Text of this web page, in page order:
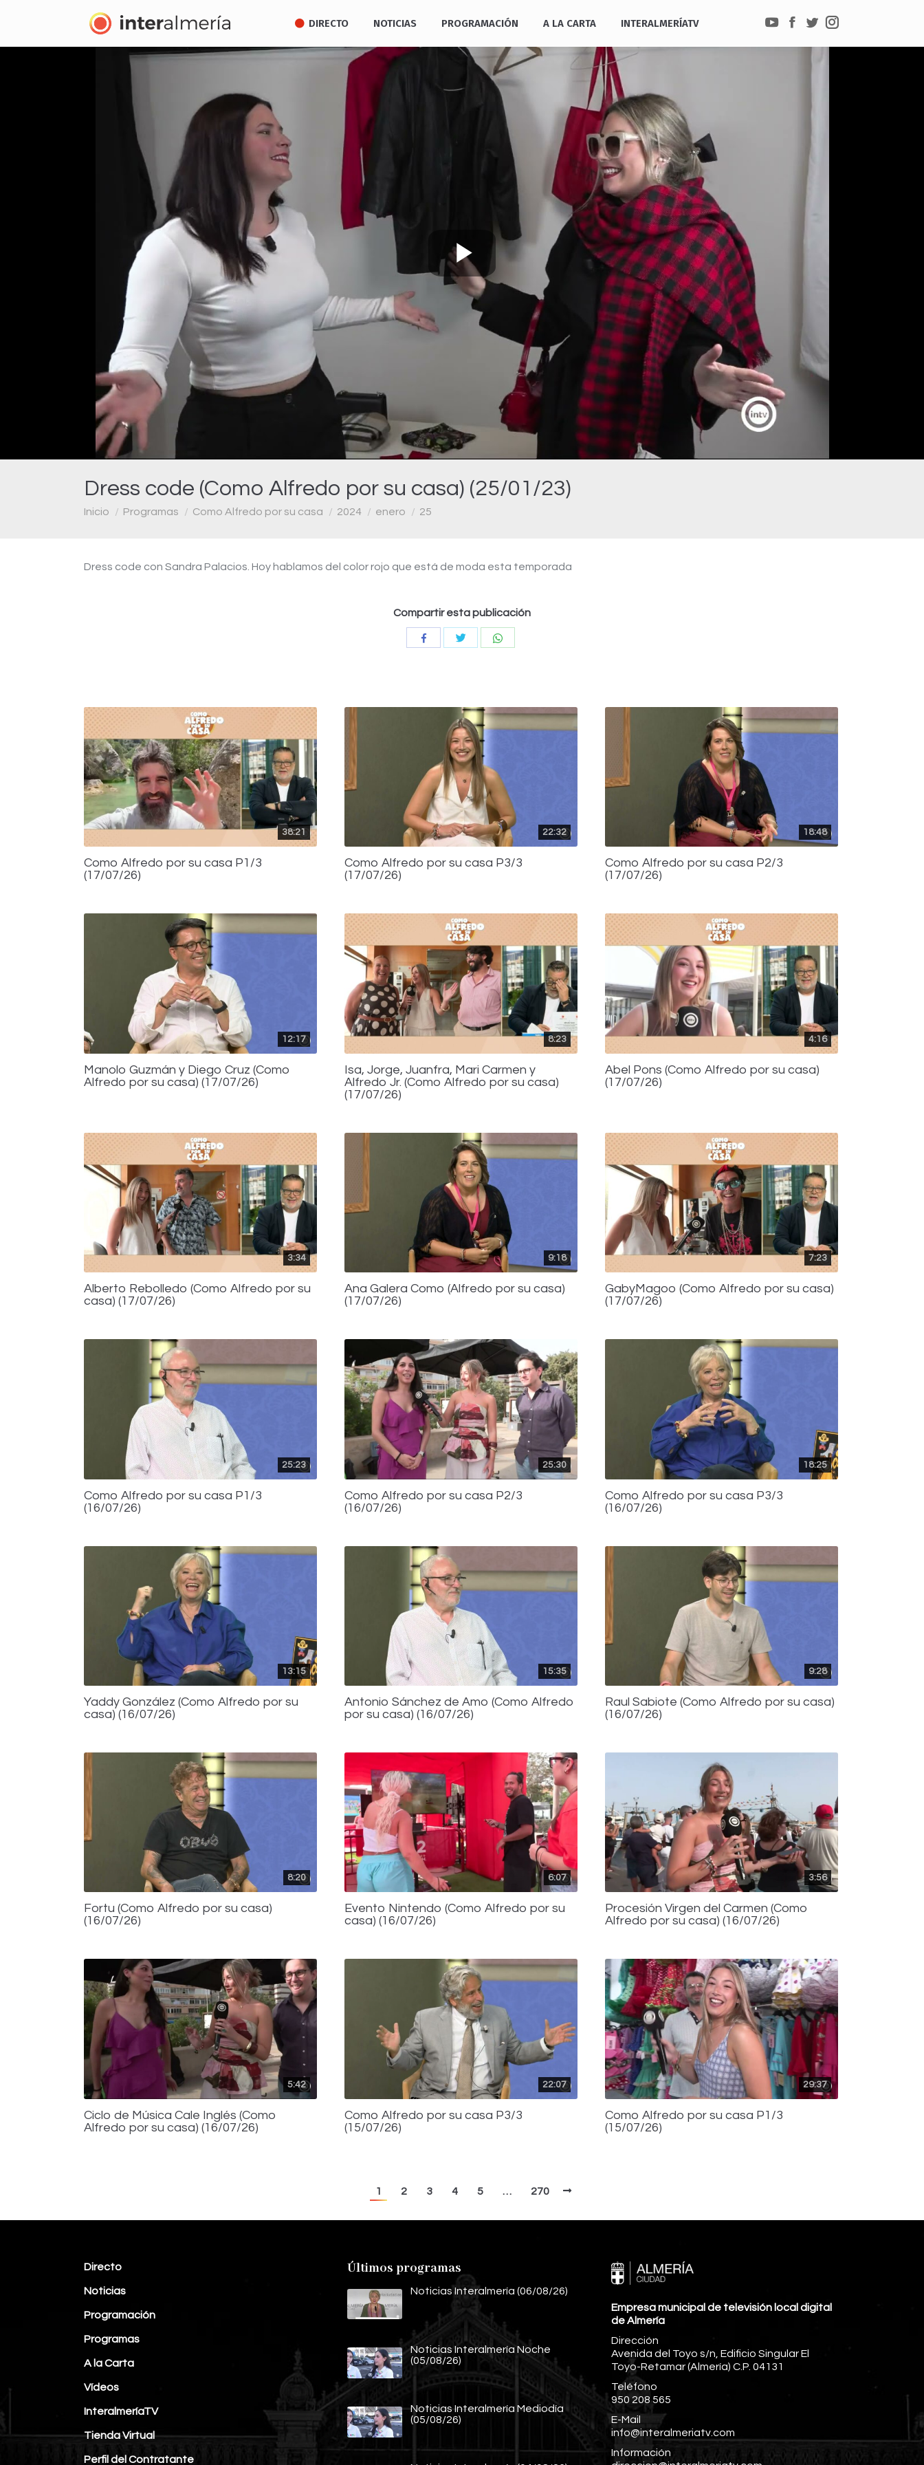
DIRECTO NOTICIAS PROGRAMACIÓN A LA CARTA INTERALMERÍATV
YouTube
Facebook
TwitterInstagram
Dress code (Como Alfredo por su casa) (25/01/23)
Estás aquí:
Inicio Programas Como Alfredo por su casa 2024 enero 25
Play
Video
Dress code con Sandra Palacios. Hoy hablamos del color rojo que está de moda esta temporada
Compartir esta publicación
CompartirCompartir
38:21
Como Alfredo por su casa P1/3
(17/07/26)
22:32
Como Alfredo por su casa P3/3
(17/07/26)
18:48
Como Alfredo por su casa P2/3
(17/07/26)
12:17
Manolo Guzmán y Diego Cruz (Como
Alfredo por su casa) (17/07/26)
8:23
Isa, Jorge, Juanfra, Mari Carmen y
Alfredo Jr. (Como Alfredo por su casa)
(17/07/26)
4:16
Abel Pons (Como Alfredo por su casa)
(17/07/26)
3:34
Alberto Rebolledo (Como Alfredo por su
casa) (17/07/26)
9:18
Ana Galera Como (Alfredo por su casa)
(17/07/26)
7:23
GabyMagoo (Como Alfredo por su casa)
(17/07/26)
25:23
Como Alfredo por su casa P1/3
(16/07/26)
25:30
Como Alfredo por su casa P2/3
(16/07/26)
18:25
Como Alfredo por su casa P3/3
(16/07/26)
13:15
Yaddy González (Como Alfredo por su
casa) (16/07/26)
15:35
Antonio Sánchez de Amo (Como Alfredo
por su casa) (16/07/26)
9:28
Raul Sabiote (Como Alfredo por su casa)
(16/07/26)
8:20
Fortu (Como Alfredo por su casa)
(16/07/26)
6:07
Evento Nintendo (Como Alfredo por su
casa) (16/07/26)
3:56
Procesión Virgen del Carmen (Como
Alfredo por su casa) (16/07/26)
5:42
Ciclo de Música Cale Inglés (Como
Alfredo por su casa) (16/07/26)
22:07
Como Alfredo por su casa P3/3
(15/07/26)
29:37
Como Alfredo por su casa P1/3
(15/07/26)
1 2 3 4 5 … 270
Directo
Noticias
Programación
Programas
A la Carta
Vídeos
InteralmeríaTV
Tienda Virtual
Perfil del Contratante
Últimos programas
Noticias Interalmería (06/08/26)
Noticias Interalmería Noche
(05/08/26)
Noticias Interalmería Mediodía
(05/08/26)
Empresa municipal de televisión local digital
de Almería
Dirección
Avenida del Toyo s/n, Edificio Singular El
Toyo-Retamar (Almería) C.P. 04131
Teléfono
950 208 565
E-Mail
info@interalmeriatv.com
Información